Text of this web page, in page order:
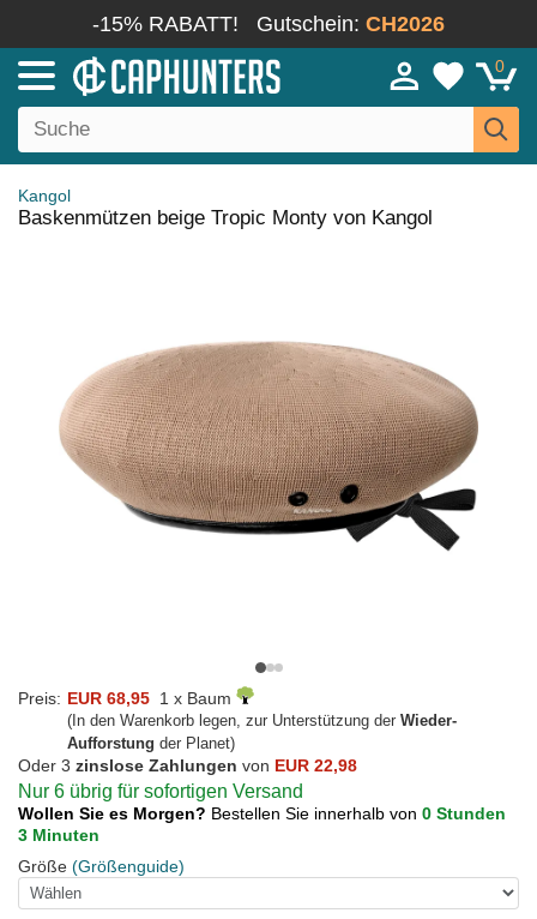
-15% RABATT! Gutschein: CH2026
0
Kangol
Baskenmützen beige Tropic Monty von Kangol
Preis: EUR 68,95 1 x Baum
(In den Warenkorb legen, zur Unterstützung der Wieder-
Aufforstung der Planet)
Oder 3 zinslose Zahlungen von EUR 22,98
Nur 6 übrig für sofortigen Versand
Wollen Sie es Morgen? Bestellen Sie innerhalb von 0 Stunden
3 Minuten
Größe (Größenguide)